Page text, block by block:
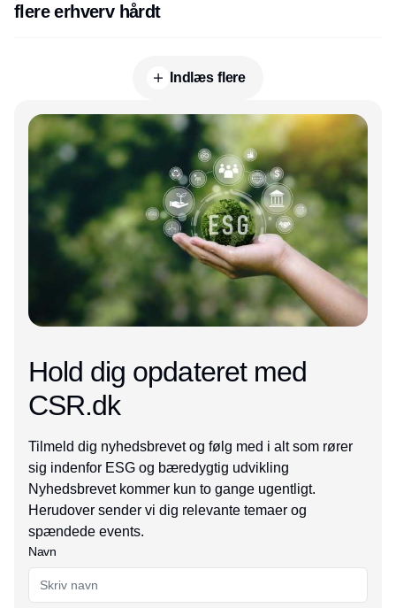
flere erhverv hårdt
Indlæs flere
Annonce
Hold dig opdateret med
CSR.dk
Tilmeld dig nyhedsbrevet og følg med i alt som rører
sig indenfor ESG og bæredygtig udvikling
Nyhedsbrevet kommer kun to gange ugentligt.
Herudover sender vi dig relevante temaer og
spændede events.
Navn